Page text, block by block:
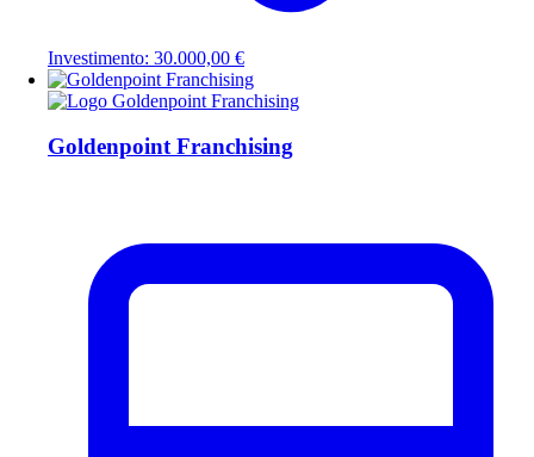
Investimento: 30.000,00 €
Goldenpoint Franchising